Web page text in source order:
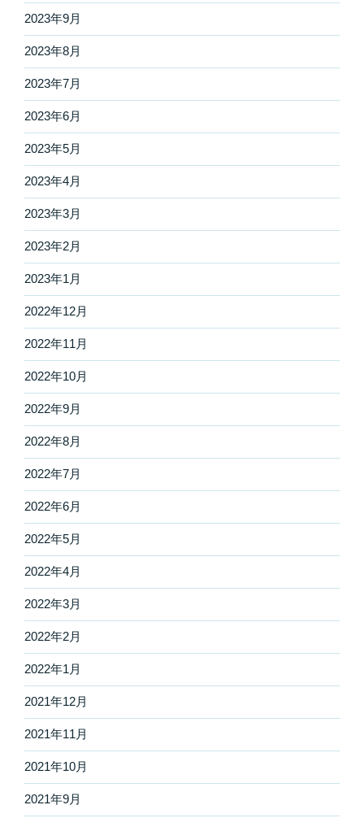
2023年9月
2023年8月
2023年7月
2023年6月
2023年5月
2023年4月
2023年3月
2023年2月
2023年1月
2022年12月
2022年11月
2022年10月
2022年9月
2022年8月
2022年7月
2022年6月
2022年5月
2022年4月
2022年3月
2022年2月
2022年1月
2021年12月
2021年11月
2021年10月
2021年9月